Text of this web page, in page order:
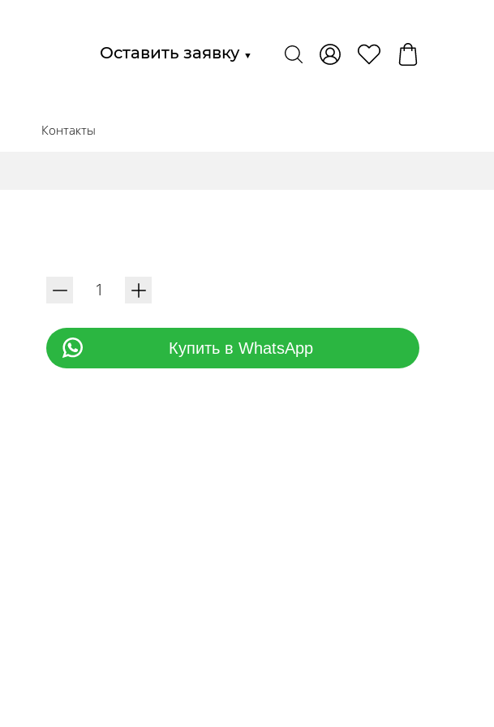
Оставить заявку ▼
Контакты
Купить в WhatsApp